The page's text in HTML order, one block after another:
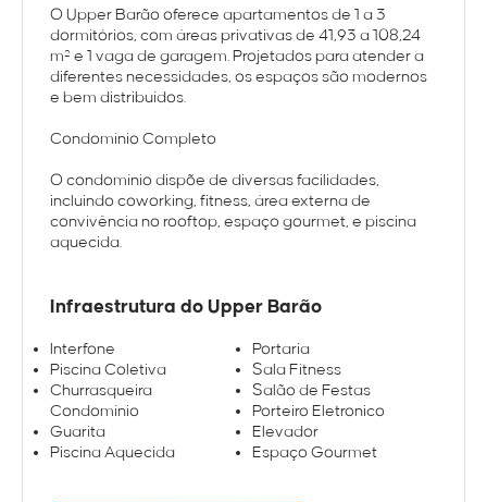
O Upper Barão oferece apartamentos de 1 a 3
dormitórios, com áreas privativas de 41,93 a 108,24
m² e 1 vaga de garagem. Projetados para atender a
diferentes necessidades, os espaços são modernos
e bem distribuídos.
Condomínio Completo
O condomínio dispõe de diversas facilidades,
incluindo coworking, fitness, área externa de
convivência no rooftop, espaço gourmet, e piscina
aquecida.
Infraestrutura do Upper Barão
Interfone
Piscina Coletiva
Churrasqueira
Condomínio
Guarita
Piscina Aquecida
Portaria
Sala Fitness
Salão de Festas
Porteiro Eletronico
Elevador
Espaço Gourmet